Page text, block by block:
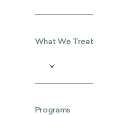
What We Treat
Programs